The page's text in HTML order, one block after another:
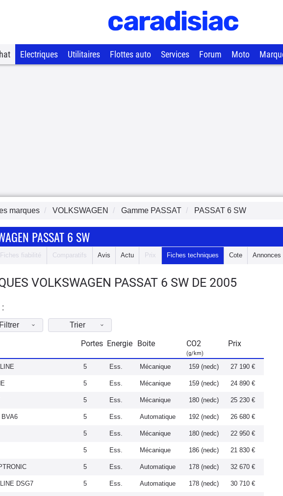
Electriques Utilitaires Flottes auto Services Forum Moto
marques VOLKSWAGEN Gamme PASSAT PASSAT 6 SW
PASSAT 6 SW
Fiches fiabilité Comparatifs Avis Actu Prix Fiches techniques Cote Annonces
VOLKSWAGEN PASSAT 6 SW DE 2005
Filtrer Trier
Portes Energie Boite CO2
(g/km)
Prix
5 Ess. Mécanique 159 (nedc) 27 190 €
5 Ess. Mécanique 159 (nedc) 24 890 €
5 Ess. Mécanique 180 (nedc) 25 230 €
5 Ess. Automatique 192 (nedc) 26 680 €
5 Ess. Mécanique 180 (nedc) 22 950 €
5 Ess. Mécanique 186 (nedc) 21 830 €
5 Ess. Automatique 178 (nedc) 32 670 €
DSG7 5 Ess. Automatique 178 (nedc) 30 710 €